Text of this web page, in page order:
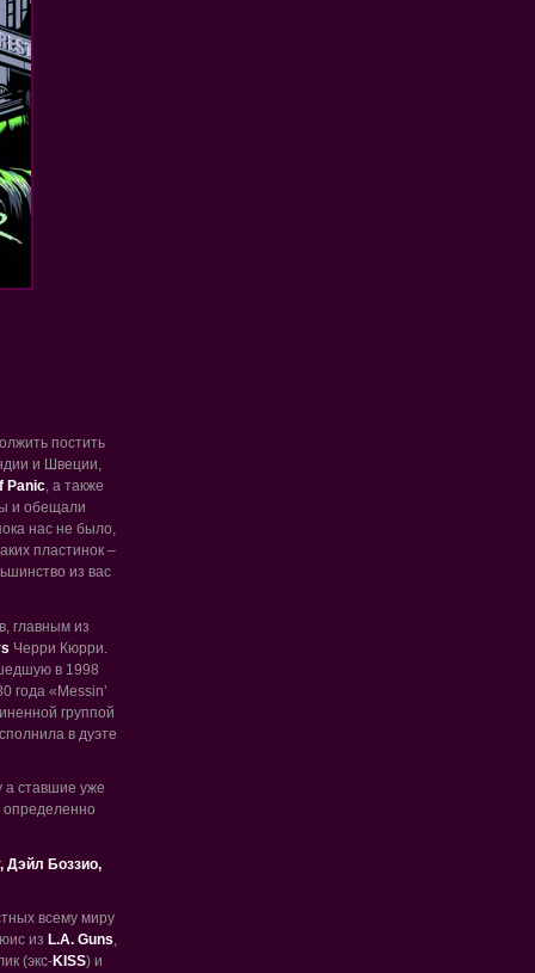
постить
и Швеции,
Panic, а также
и обещали
нас не было,
пластинок –
из вас
главным из
Черри Кюрри.
в 1998
года «Messin’
группой
в дуэте
а ставшие уже
определенно
Дэйл Боззио,
всему миру
из L.A. Guns,
(экс-KISS) и